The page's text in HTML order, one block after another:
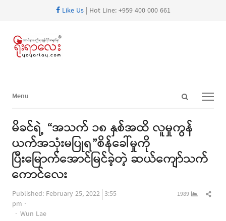
Like Us| Hot Line: +959 400 000 661
Open
Menu
Menu
မိခင်ရဲ့ “အသက် ၁၈ နှစ်အထိ လူမှုကွန်
ယက်အသုံးမပြုရ”စိန်ခေါ်မှုကို
ပြီးမြောက်အောင်မြင်ခဲ့တဲ့ ဆယ်ကျော်သက်
ကောင်လေး
Published: February 25, 2022 3:55
pm
Author
Wun Lae
1989